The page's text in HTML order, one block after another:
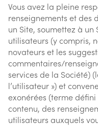
Vous avez la pleine
renseignements et des
un Site, soumettez à un
utilisateurs (y compris,
novateurs et les
commentaires/
services de la Société)
l’utilisateur ») et
exonérées (terme
contenu, des
utilisateurs auxquels